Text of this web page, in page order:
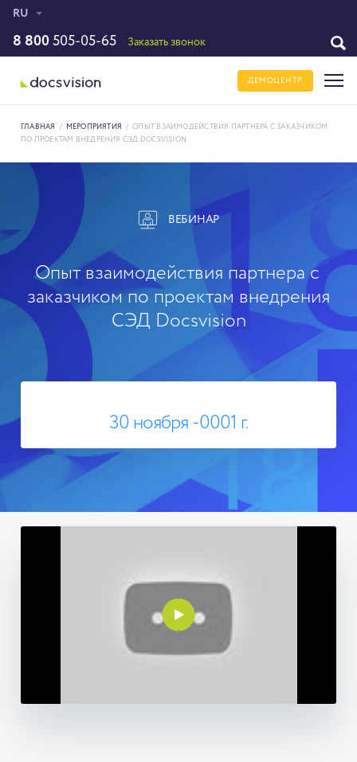
RU
8 800 505-05-65 Заказать звонок
ДЕМОЦЕНТР
ГЛАВНАЯ / МЕРОПРИЯТИЯ / ОПЫТ ВЗАИМОДЕЙСТВИЯ ПАРТНЕРА С ЗАКАЗЧИКОМ
ПО ПРОЕКТАМ ВНЕДРЕНИЯ СЭД DOCSVISION
ВЕБИНАР
Опыт взаимодействия партнера с
заказчиком по проектам внедрения
СЭД Docsvision
30 ноября -0001 г.